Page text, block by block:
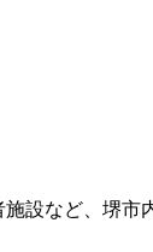
など、堺市